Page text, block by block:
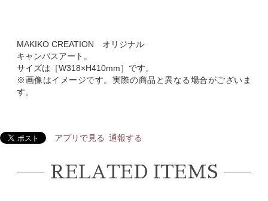
MAKIKO CREATION オリジナル
キャンバスアート。
サイズは［W318×H410mm］です。
※画像はイメージです。実際の商品と異なる場合がございま
す。
アプリで見る 通報する
RELATED ITEMS